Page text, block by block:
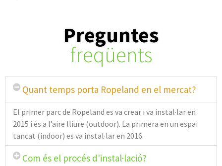
Preguntes
freqüents
Quant temps porta Ropeland en el mercat?
El primer parc de Ropeland es va crear i va instal·lar en
2015 i és a l’aire lliure (outdoor). La primera en un espai
tancat (indoor) es va instal·lar en 2016.
Com és el procés d'instal·lació?